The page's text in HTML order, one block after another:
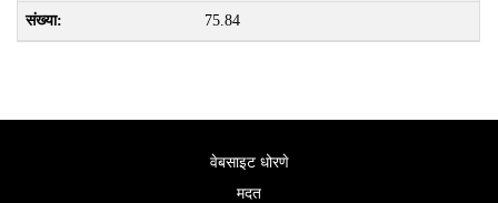
75.84
वेबसाइट धोरणे
मदत